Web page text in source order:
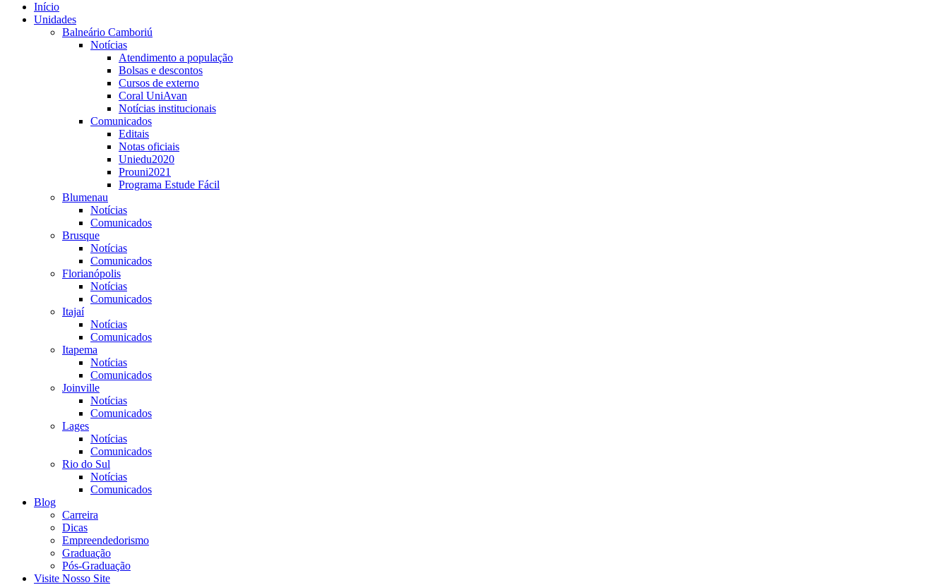
Início
Unidades
Balneário Camboriú
Notícias
Atendimento a população
Bolsas e descontos
Cursos de externo
Coral UniAvan
Notícias institucionais
Comunicados
Editais
Notas oficiais
Uniedu2020
Prouni2021
Programa Estude Fácil
Blumenau
Notícias
Comunicados
Brusque
Notícias
Comunicados
Florianópolis
Notícias
Comunicados
Itajaí
Notícias
Comunicados
Itapema
Notícias
Comunicados
Joinville
Notícias
Comunicados
Lages
Notícias
Comunicados
Rio do Sul
Notícias
Comunicados
Blog
Carreira
Dicas
Empreendedorismo
Graduação
Pós-Graduação
Visite Nosso Site